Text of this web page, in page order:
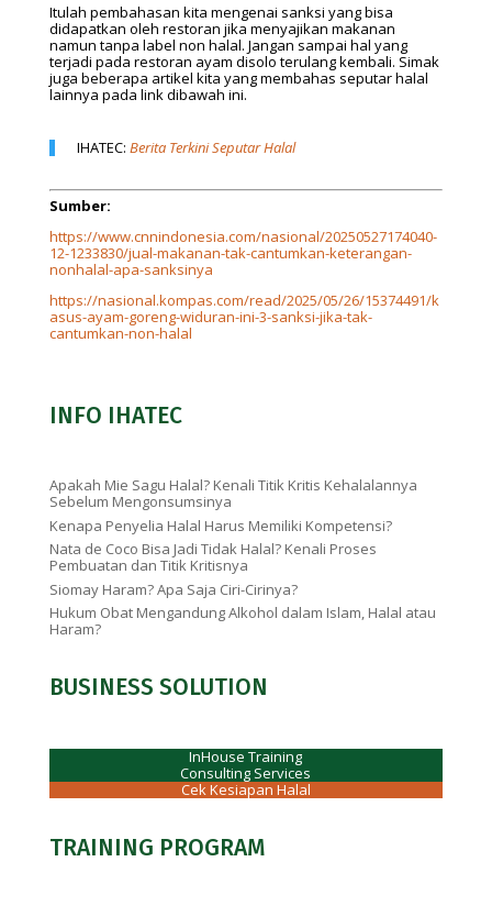
Itulah pembahasan kita mengenai sanksi yang bisa
didapatkan oleh restoran jika menyajikan makanan
namun tanpa label non halal. Jangan sampai hal yang
terjadi pada restoran ayam disolo terulang kembali. Simak
juga beberapa artikel kita yang membahas seputar halal
lainnya pada link dibawah ini.
IHATEC: Berita Terkini Seputar Halal
Sumber:
https://www.cnnindonesia.com/nasional/20250527174040-
12-1233830/jual-makanan-tak-cantumkan-keterangan-
nonhalal-apa-sanksinya
https://nasional.kompas.com/read/2025/05/26/15374491/k
asus-ayam-goreng-widuran-ini-3-sanksi-jika-tak-
cantumkan-non-halal
INFO IHATEC
Apakah Mie Sagu Halal? Kenali Titik Kritis Kehalalannya
Sebelum Mengonsumsinya
Kenapa Penyelia Halal Harus Memiliki Kompetensi?
Nata de Coco Bisa Jadi Tidak Halal? Kenali Proses
Pembuatan dan Titik Kritisnya
Siomay Haram? Apa Saja Ciri-Cirinya?
Hukum Obat Mengandung Alkohol dalam Islam, Halal atau
Haram?
BUSINESS SOLUTION
InHouse Training
Consulting Services
Cek Kesiapan Halal
TRAINING PROGRAM